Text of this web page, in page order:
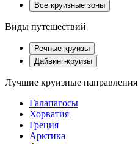
Все круизные зоны
Виды путешествий
Речные круизы
Дайвинг-круизы
Лучшие круизные направления
Галапагосы
Хорватия
Греция
Арктика